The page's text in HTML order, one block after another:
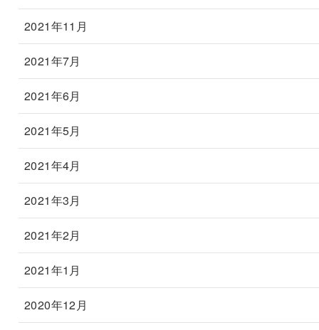
2021年11月
2021年7月
2021年6月
2021年5月
2021年4月
2021年3月
2021年2月
2021年1月
2020年12月